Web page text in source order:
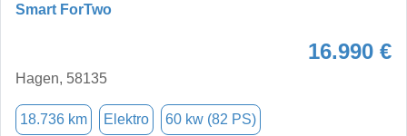
Smart ForTwo
16.990 €
Hagen, 58135
18.736 km Elektro 60 kw (82 PS)